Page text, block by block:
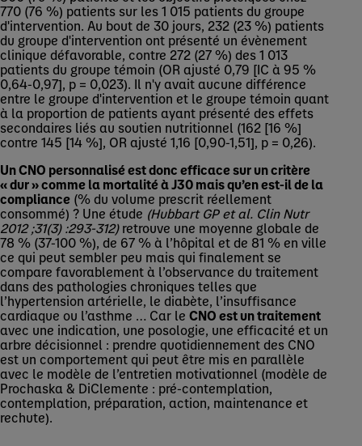
770 (76 %) patients sur les 1 015 patients du groupe
d'intervention. Au bout de 30 jours, 232 (23 %) patients
du groupe d'intervention ont présenté un évènement
clinique défavorable, contre 272 (27 %) des 1 013
patients du groupe témoin (OR ajusté 0,79 [IC à 95 %
0,64-0,97], p = 0,023). Il n'y avait aucune différence
entre le groupe d'intervention et le groupe témoin quant
à la proportion de patients ayant présenté des effets
secondaires liés au soutien nutritionnel (162 [16 %]
contre 145 [14 %], OR ajusté 1,16 [0,90-1,51], p = 0,26).
Un CNO personnalisé est donc efficace sur un critère
« dur » comme la mortalité à J30 mais qu’en est-il de la
compliance (% du volume prescrit réellement
consommé) ? Une étude (Hubbart GP et al. Clin Nutr
2012 ;31(3) :293-312)retrouve une moyenne globale de
78 % (37-100 %), de 67 % à l’hôpital et de 81 % en ville
ce qui peut sembler peu mais qui finalement se
compare favorablement à l’observance du traitement
dans des pathologies chroniques telles que
l’hypertension artérielle, le diabète, l’insuffisance
cardiaque ou l’asthme … Car le CNO est un traitement
avec une indication, une posologie, une efficacité et un
arbre décisionnel : prendre quotidiennement des CNO
est un comportement qui peut être mis en parallèle
avec le modèle de l’entretien motivationnel (modèle de
Prochaska & DiClemente : pré-contemplation,
contemplation, préparation, action, maintenance et
rechute).